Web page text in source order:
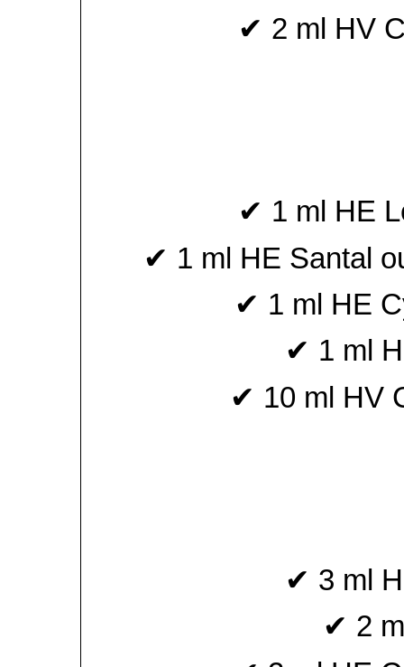
✔ 2 ml HV
✔ 1 ml HE
✔ 1 ml HE Santal
✔ 1 ml HE
✔ 1 ml
✔ 10 ml HV
✔ 3 ml
✔ 2